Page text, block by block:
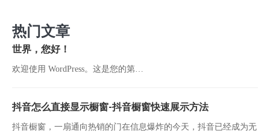
热门文章
世界，您好！
欢迎使用 WordPress。这是您的第…
抖音怎么直接显示橱窗-抖音橱窗快速展示方法
抖音橱窗，一扇通向热销的门在信息爆炸的今天，抖音已经成为无